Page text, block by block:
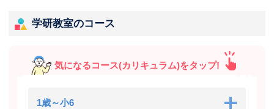
学研教室のコース
気になるコース(カリキュラム)をタップ!
1歳～小6